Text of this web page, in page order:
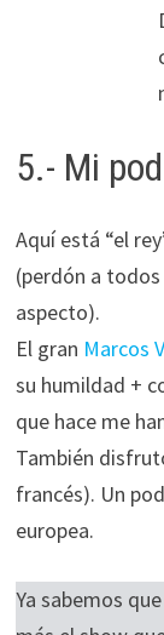
5.- Mi
Aquí está “el
(perdón a
aspecto).
El gran Marcos
su humildad +
que hace me
También
francés). Un
europea.
Ya sabemos